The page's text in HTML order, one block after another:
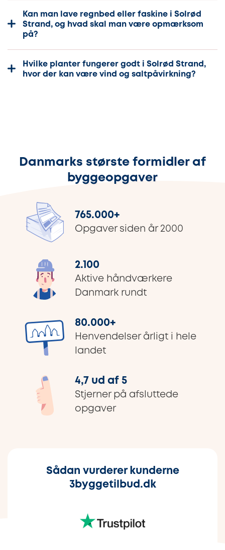
Kan man lave regnbed eller faskine i Solrød
Strand, og hvad skal man være opmærksom
på?
Hvilke planter fungerer godt i Solrød Strand,
hvor der kan være vind og saltpåvirkning?
Danmarks største formidler af
byggeopgaver
765.000+
Opgaver siden år 2000
2.100
Aktive håndværkere
Danmark rundt
80.000+
Henvendelser årligt i hele
landet
4,7 ud af 5
Stjerner på afsluttede
opgaver
Sådan vurderer kunderne
3byggetilbud.dk